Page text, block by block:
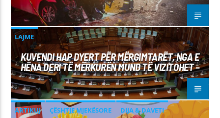
LAJME
KUVENDI HAP DYERT PËR MËRGIMTARËT, NGA E
HËNA DERI TË MËRKURËN MUND TË VIZITOHET –
ARTIKUJ ÇËSHTJE MJEKËSORE DIJA & DAVETI